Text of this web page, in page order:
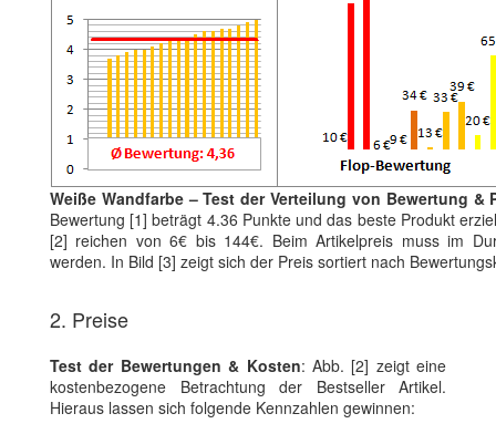
Weiße Wandfarbe – Test der Verteilung von Bewertung &
Bewertung [1] beträgt 4.36 Punkte und das beste Produkt
[2] reichen von 6€ bis 144€. Beim Artikelpreis muss im
werden. In Bild [3] zeigt sich der Preis sortiert nach
2. Preise
Test der Bewertungen & Kosten: Abb. [2] zeigt eine
kostenbezogene Betrachtung der Bestseller Artikel.
Hieraus lassen sich folgende Kennzahlen gewinnen: